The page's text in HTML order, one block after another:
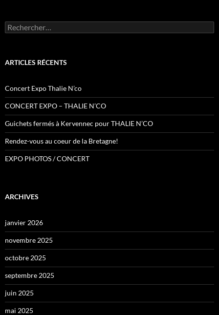
Rechercher :
ARTICLES RÉCENTS
Concert Expo Thalie N’co
CONCERT EXPO – THALIE N’CO
Guichets fermés à Kervennec pour THALIE N’CO
Rendez-vous au coeur de la Bretagne!
EXPO PHOTOS / CONCERT
ARCHIVES
janvier 2026
novembre 2025
octobre 2025
septembre 2025
juin 2025
mai 2025